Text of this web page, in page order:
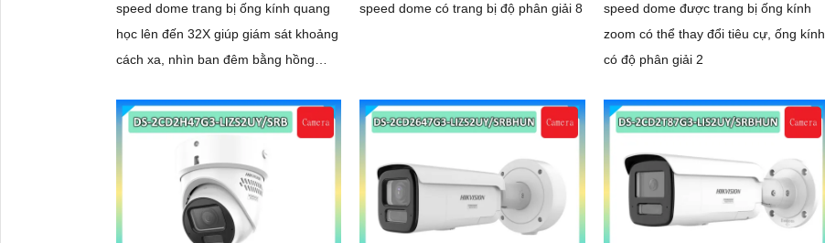
speed dome trang bị ống kính quang
học lên đến 32X giúp giám sát khoảng
cách xa, nhìn ban đêm bằng hồng
AcuSense nâng cao hiệu quả giám sát
an ninh, có tốc độ lấy nét cao nhờ
công nghệ Self-learning
speed dome có trang bị độ phân giải 8
speed dome được trang bị ống kính
zoom có thể thay đổi tiêu cự, ống kính
có độ phân giải 2